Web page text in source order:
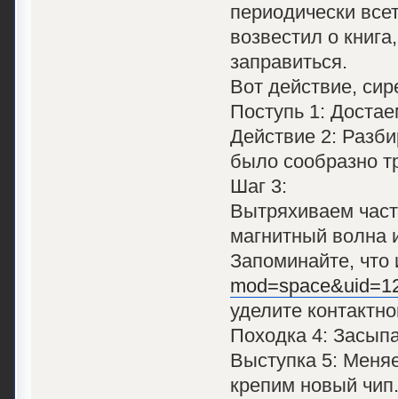
периодически
возвестил о
заправиться.
Вот действие,
Поступь 1:
Действие 2:
было сообразно
Шаг 3:
Вытряхиваем
магнитный волна
Запоминайте, что
уделите
Походка 4:
Выступка 5:
крепим новый